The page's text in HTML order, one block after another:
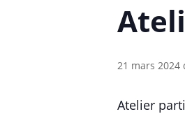
21 mars 2024
Atelier